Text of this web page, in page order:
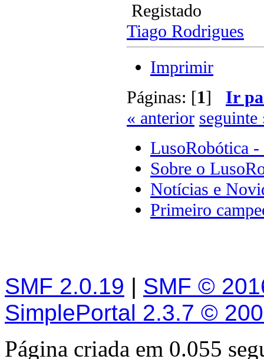
Registado
Tiago Rodrigues
Imprimir
Páginas: [1] Ir
« anterior seguinte
LusoRobótica -
Sobre o
Notícias e
Primeiro
SMF 2.0.19 | SMF ©
SimplePortal 2.3.7 ©
Página criada em 0.055